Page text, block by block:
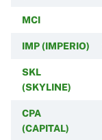
MCI
IMP (IMPERIO)
SKL
(SKYLINE)
CPA
(CAPITAL)